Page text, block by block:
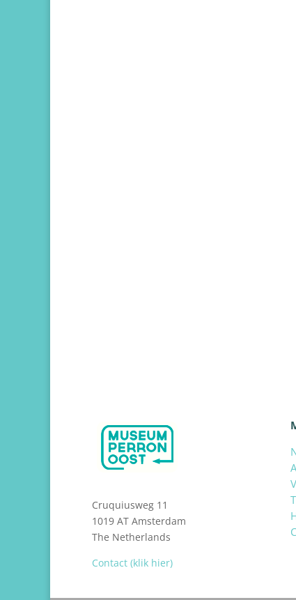
Cruquiusweg 11
1019 AT Amsterdam
The Netherlands
Contact (klik hier)